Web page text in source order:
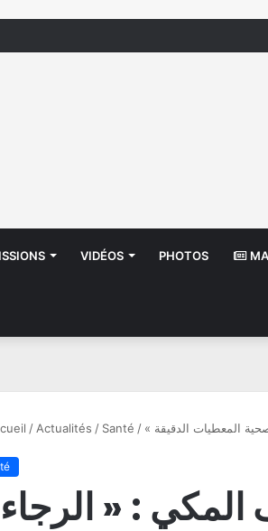
منظّمة تدعو السلطات إلى التدخل
VIDÉOS PHOTOS
/ Actualités / Santé / المعطيات الدقيقة